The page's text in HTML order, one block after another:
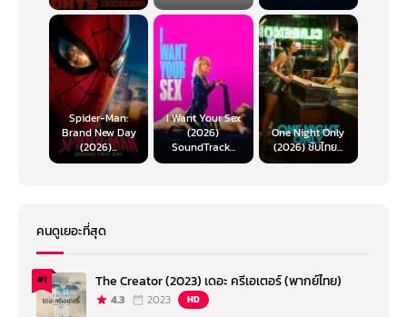
Spider-Man:
Brand New Day
(2026)...
I Want Your Sex
(2026)
SoundTrack...
One Night Only
(2026) ซับไทย...
คนดูเยอะที่สุด
#1 The Creator (2023) เดอะ ครีเอเตอร์ (พากย์ไทย)
4.3 2023 HD